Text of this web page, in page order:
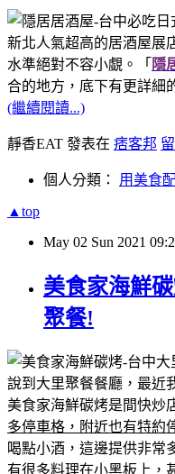
新北人氣超高的居酒屋展
水準絕對不容小覷。「 隱
合的地方，底下有更詳細
(繼續閱讀...)
靜香EAT 發表在 痞客邦
個人分類： 用美食
▲top
May 02 Sun 2021
美食家海鮮
聚餐!
說到大里聚餐餐廳，最近
美食家海鮮碳烤是間快炒
多停車格，附近也有特約
喝點小酒，這邊提供非常
有很多料理在小黑板上，